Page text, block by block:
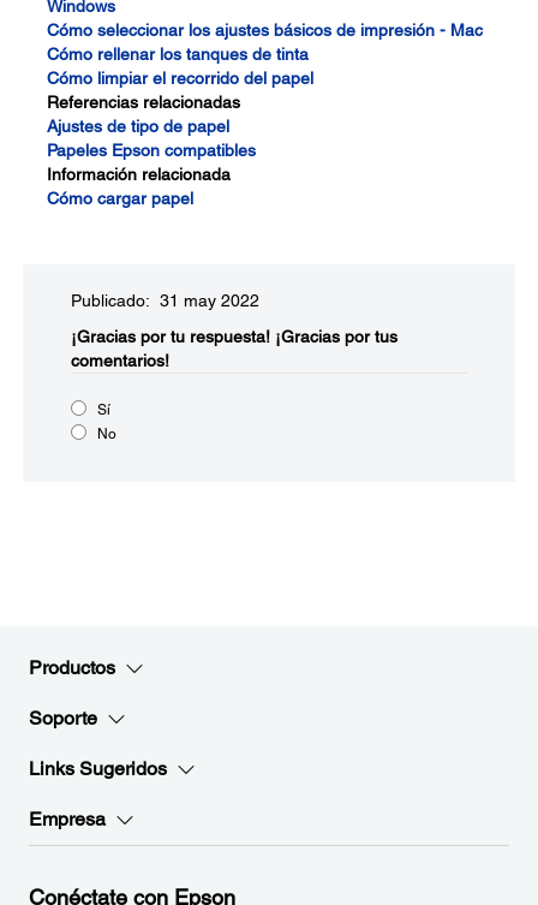
Windows
Cómo seleccionar los ajustes básicos de impresión - Mac
Cómo rellenar los tanques de tinta
Cómo limpiar el recorrido del papel
Referencias relacionadas
Ajustes de tipo de papel
Papeles Epson compatibles
Información relacionada
Cómo cargar papel
Publicado: 31 may 2022
¡Gracias por tu respuesta! ¡Gracias por tus
comentarios!
Sí
No
Productos
Soporte
Links Sugeridos
Empresa
Conéctate con Epson